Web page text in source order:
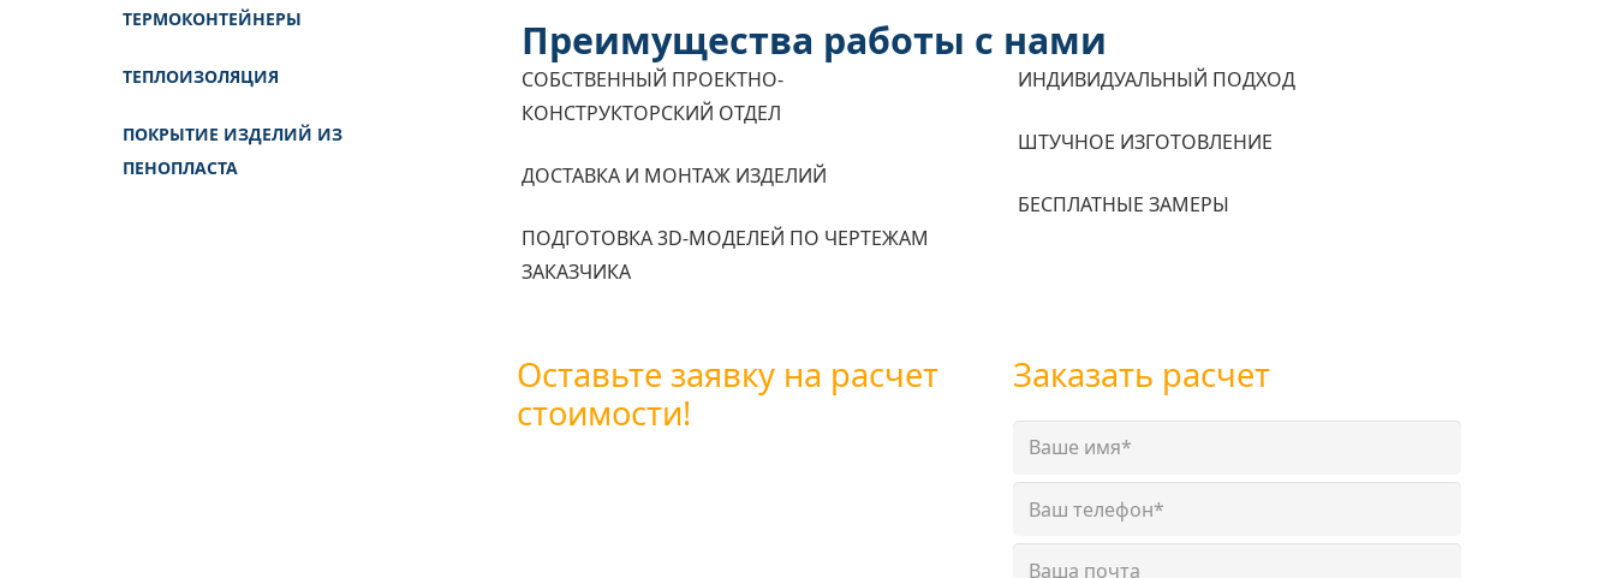
ТЕРМОКОНТЕЙНЕРЫ
ТЕПЛОИЗОЛЯЦИЯ
ПОКРЫТИЕ ИЗДЕЛИЙ ИЗ
ПЕНОПЛАСТА
Преимущества работы с нами
СОБСТВЕННЫЙ ПРОЕКТНО-
КОНСТРУКТОРСКИЙ ОТДЕЛ
ДОСТАВКА И МОНТАЖ ИЗДЕЛИЙ
ПОДГОТОВКА 3D-МОДЕЛЕЙ ПО ЧЕРТЕЖАМ
ЗАКАЗЧИКА
ИНДИВИДУАЛЬНЫЙ ПОДХОД
ШТУЧНОЕ ИЗГОТОВЛЕНИЕ
БЕСПЛАТНЫЕ ЗАМЕРЫ
Оставьте заявку на расчет
стоимости!
Заказать расчет